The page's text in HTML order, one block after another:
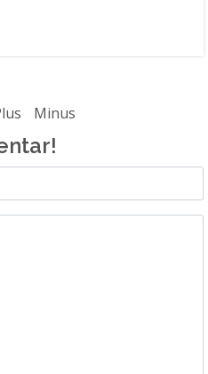
Minus